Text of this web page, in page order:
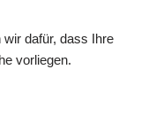
dafür, dass Ihre
vorliegen.